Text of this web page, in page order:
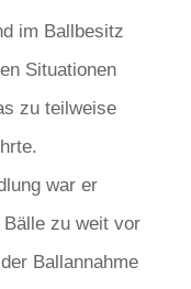
im Ballbesitz
Situationen
zu teilweise
war er
zu weit vor
Ballannahme